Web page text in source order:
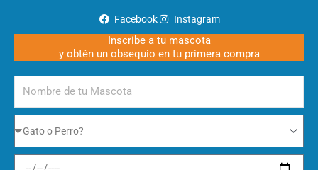
Facebook Instagram
Inscribe a tu mascota
y obtén un obsequio en tu primera compra
de
tu
Mascota
Perro
Fecha